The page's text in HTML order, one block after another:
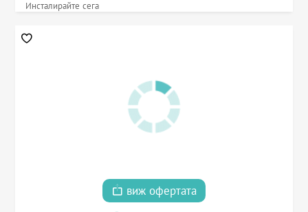
Инсталирайте сега
виж офертата